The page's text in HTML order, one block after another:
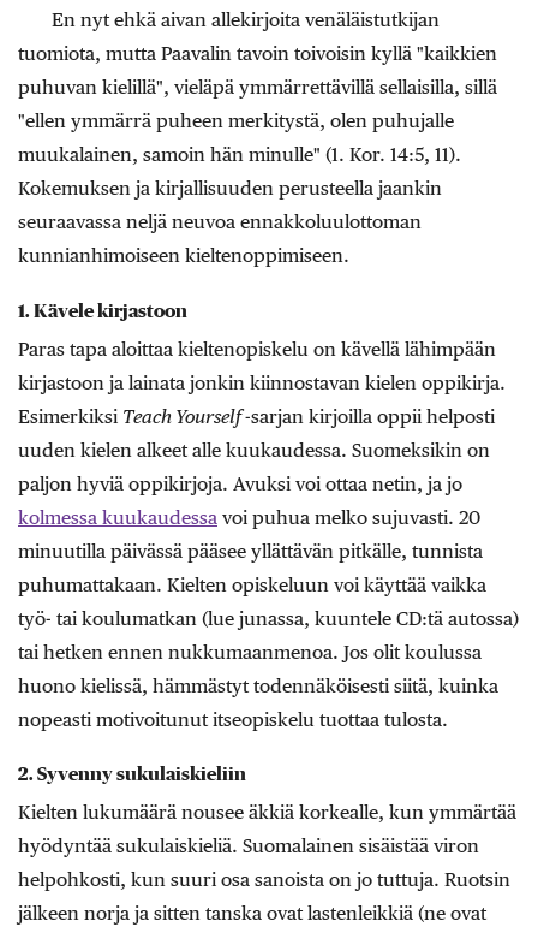
En nyt ehkä aivan allekirjoita venäläistutkijan
tuomiota, mutta Paavalin tavoin toivoisin kyllä "kaikkien
puhuvan kielillä", vieläpä ymmärrettävillä sellaisilla, sillä
"ellen ymmärrä puheen merkitystä, olen puhujalle
muukalainen, samoin hän minulle" (1. Kor. 14:5, 11).
Kokemuksen ja kirjallisuuden perusteella jaankin
seuraavassa neljä neuvoa ennakkoluulottoman
kunnianhimoiseen kieltenoppimiseen.
1. Kävele kirjastoon
Paras tapa aloittaa kieltenopiskelu on kävellä lähimpään
kirjastoon ja lainata jonkin kiinnostavan kielen oppikirja.
Esimerkiksi Teach Yourself-sarjan kirjoilla oppii helposti
uuden kielen alkeet alle kuukaudessa. Suomeksikin on
paljon hyviä oppikirjoja. Avuksi voi ottaa netin, ja jo
kolmessa kuukaudessa voi puhua melko sujuvasti. 20
minuutilla päivässä pääsee yllättävän pitkälle, tunnista
puhumattakaan. Kielten opiskeluun voi käyttää vaikka
työ- tai koulumatkan (lue junassa, kuuntele CD:tä autossa)
tai hetken ennen nukkumaanmenoa. Jos olit koulussa
huono kielissä, hämmästyt todennäköisesti siitä, kuinka
nopeasti motivoitunut itseopiskelu tuottaa tulosta.
2. Syvenny sukulaiskieliin
Kielten lukumäärä nousee äkkiä korkealle, kun ymmärtää
hyödyntää sukulaiskieliä. Suomalainen sisäistää viron
helpohkosti, kun suuri osa sanoista on jo tuttuja. Ruotsin
jälkeen norja ja sitten tanska ovat lastenleikkiä (ne ovat